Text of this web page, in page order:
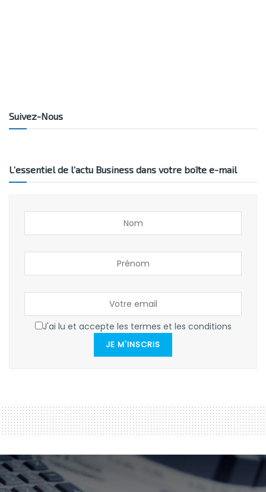
Suivez-Nous
L’essentiel de l’actu Business dans votre boîte e-mail
J'ai lu et accepte les termes et les conditions
JE M'INSCRIS